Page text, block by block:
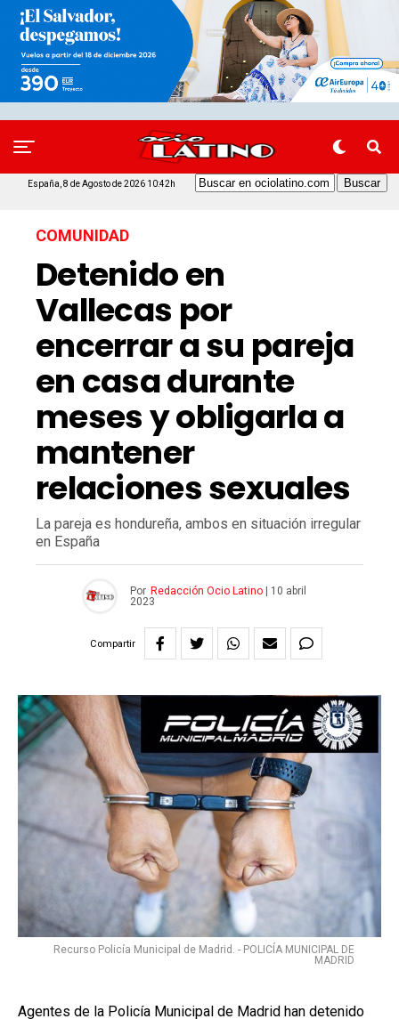
España, 8 de Agosto de 2026 10:42h
COMUNIDAD
Detenido en
Vallecas por
encerrar a su pareja
en casa durante
meses y obligarla a
mantener
relaciones sexuales
La pareja es hondureña, ambos en situación irregular
en España
Por Redacción Ocio Latino|
10 abril
2023
Compartir
Recurso Policía Municipal de Madrid. - POLICÍA MUNICIPAL DE
MADRID
Agentes de la Policía Municipal de Madrid han detenido